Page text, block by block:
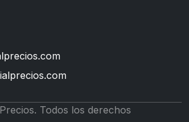
Todos los derechos